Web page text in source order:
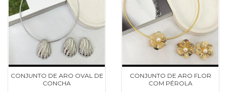
CONJUNTO DE ARO OVAL DE
CONCHA
CONJUNTO DE ARO FLOR
COM PÉROLA